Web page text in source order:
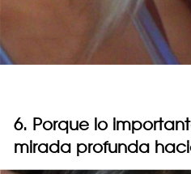
6. Porque lo
mirada profunda